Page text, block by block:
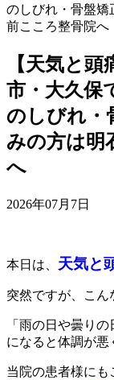
のしびれ・骨盤矯
前こころ整骨院へ
【天気と
市・大久保
のしびれ・
みの方は明
へ
2026年07月7日
本日は、 天気と
突然ですが、こ
「雨の日や曇り
になると体調が悪
当院の患者様にも